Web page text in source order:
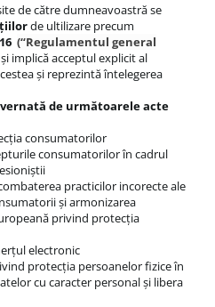
de către dumneavoastră se
de ultilizare precum
(“Regulamentul general
implică acceptul explicit al
și reprezintă întelegerea
de următoarele acte
consumatorilor
consumatorilor în cadrul
practicilor incorecte ale
și armonizarea
privind protecția
electronic
protecția persoanelor fizice în
cu caracter personal și libera